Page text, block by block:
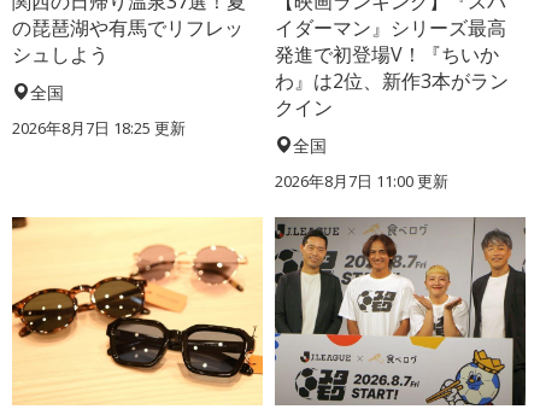
の琵琶湖や有馬でリフレッ
シュしよう
全国
2026年8月7日 18:25 更新
イダーマン』シリーズ最高
発進で初登場V！『ちいか
わ』は2位、新作3本がラン
クイン
全国
2026年8月7日 11:00更新